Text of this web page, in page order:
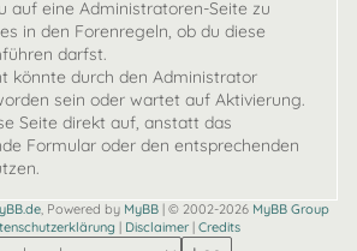
auf eine Administratoren-Seite zu
in den Forenregeln, ob du diese
darfst.
könnte durch den Administrator
sein oder wartet auf Aktivierung.
Seite direkt auf, anstatt das
Formular oder den entsprechenden
, Powered by MyBB | © 2002-2026 MyBB Group
| Disclaimer | Credits